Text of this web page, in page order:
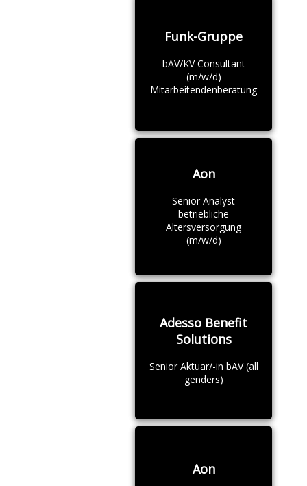
Funk-Gruppe
bAV/KV Consultant
(m/w/d)
Mitarbeitendenberatung
Aon
Senior Analyst
betriebliche
Altersversorgung
(m/w/d)
Adesso Benefit
Solutions
Senior Aktuar/-in bAV (all
genders)
Aon